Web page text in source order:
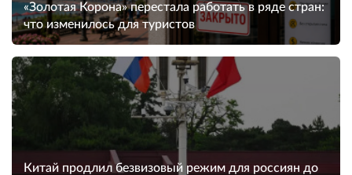
«Золотая Корона» перестала работать в ряде стран:
что изменилось для туристов
Китай продлил безвизовый режим для россиян до